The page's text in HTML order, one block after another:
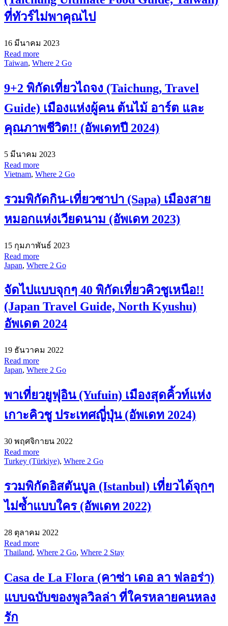
ที่ทัวร์ไม่พาคุณไป
16 มีนาคม 2023
Read more
Taiwan, Where 2 Go
9+2 พิกัดเที่ยวไถจง (Taichung, Travel
Guide) เมืองแห่งผู้คน ต้นไม้ อาร์ต และ
คุณภาพชีวิต!! (อัพเดทปี 2024)
5 มีนาคม 2023
Read more
Vietnam, Where 2 Go
รวมพิกัดกิน-เที่ยวซาปา (Sapa) เมืองสาย
หมอกแห่งเวียดนาม (อัพเดท 2023)
15 กุมภาพันธ์ 2023
Read more
Japan, Where 2 Go
จัดไปแบบจุกๆ 40 พิกัดเที่ยวคิวชูเหนือ!!
(Japan Travel Guide, North Kyushu)
อัพเดต 2024
19 ธันวาคม 2022
Read more
Japan, Where 2 Go
พาเที่ยวยูฟุอิน (Yufuin) เมืองสุดคิ้วท์แห่ง
เกาะคิวชู ประเทศญี่ปุ่น (อัพเดท 2024)
30 พฤศจิกายน 2022
Read more
Turkey (Türkiye), Where 2 Go
รวมพิกัดอิสตันบูล (Istanbul) เที่ยวได้จุกๆ
ไม่ซ้ำแบบใคร (อัพเดท 2022)
28 ตุลาคม 2022
Read more
Thailand, Where 2 Go, Where 2 Stay
Casa de La Flora (คาซ่า เดอ ลา ฟลอร่า)
แบบฉบับของพูลวิลล่า ที่ใครหลายคนหลง
รัก